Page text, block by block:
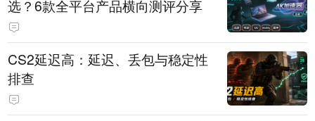
选？6款全平台产品横向测评分享
CS2延迟高：延迟、丢包与稳定性
排查